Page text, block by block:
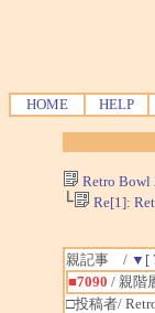
HOME HELP
Retro Bowl
└ Re[1]:
親記事 / ▼[
■7090 / 親階
□投稿者/